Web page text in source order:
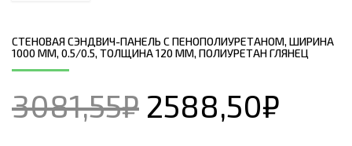
СТЕНОВАЯ СЭНДВИЧ-ПАНЕЛЬ С ПЕНОПОЛИУРЕТАНОМ, ШИРИНА
1000 ММ, 0.5/0.5, ТОЛЩИНА 120 ММ, ПОЛИУРЕТАН ГЛЯНЕЦ
3081,55₽ 2588,50₽